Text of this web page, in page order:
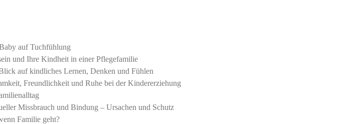
auf Tuchfühlung
und Ihre Kindheit in einer Pflegefamilie
auf kindliches Lernen, Denken und Fühlen
Freundlichkeit und Ruhe bei der Kindererziehung
Missbrauch und Bindung – Ursachen und Schutz
Familie geht?